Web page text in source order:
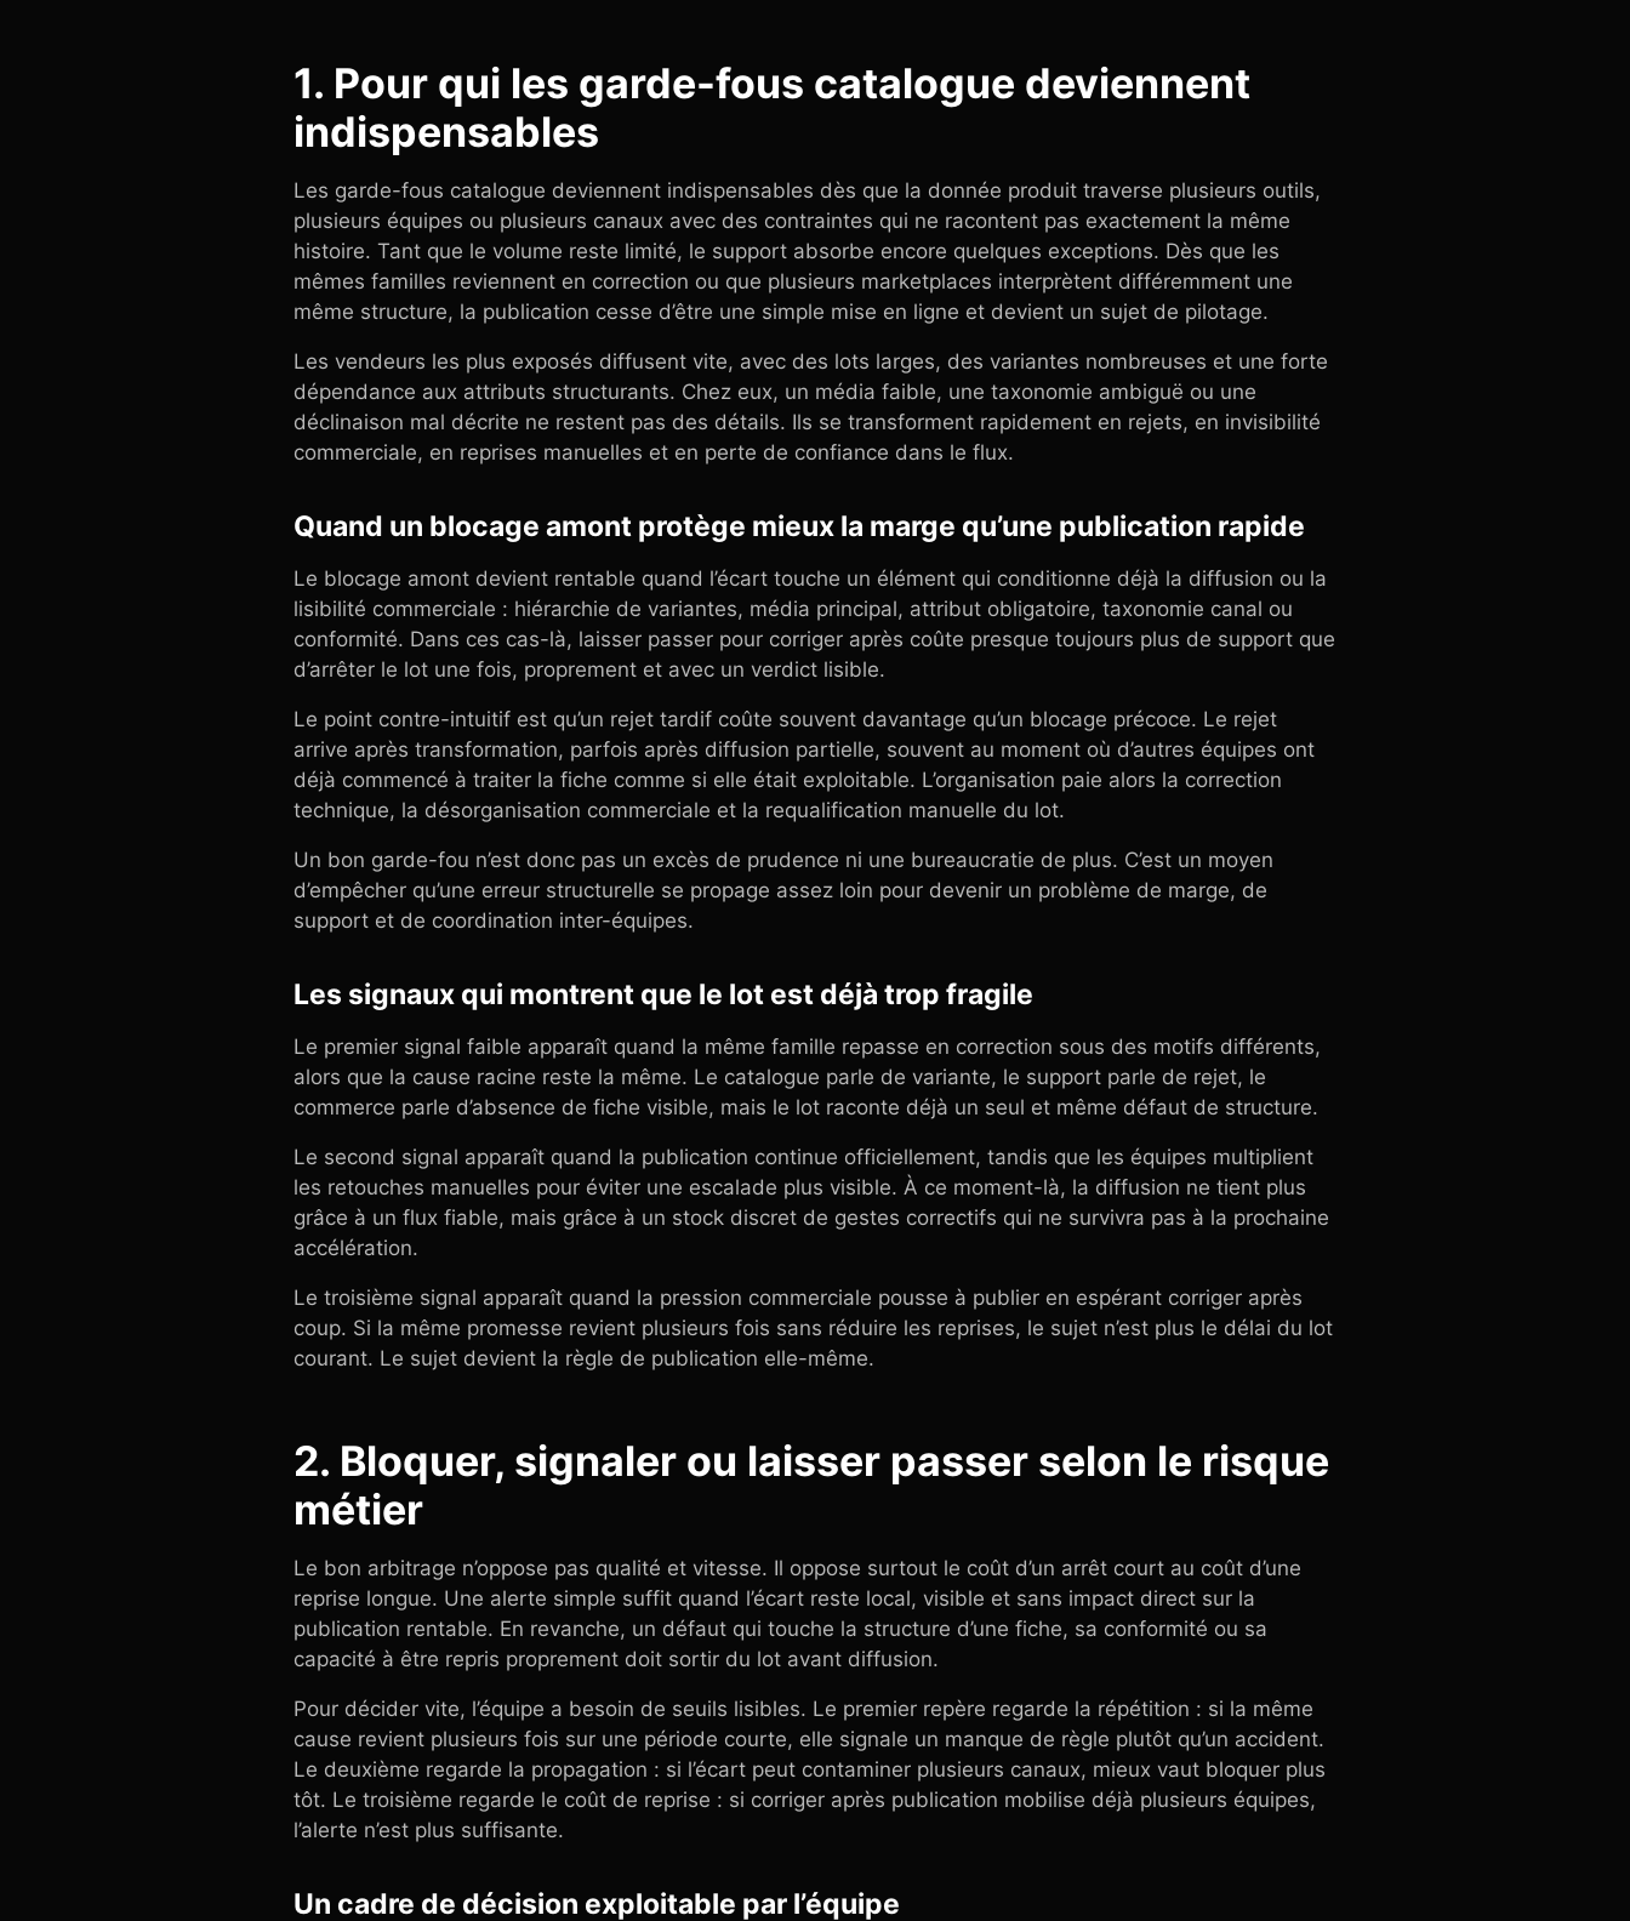
1. Pour qui les garde-fous catalogue deviennent
indispensables
Les garde-fous catalogue deviennent indispensables dès que la donnée produit traverse plusieurs outils,
plusieurs équipes ou plusieurs canaux avec des contraintes qui ne racontent pas exactement la même
histoire. Tant que le volume reste limité, le support absorbe encore quelques exceptions. Dès que les
mêmes familles reviennent en correction ou que plusieurs marketplaces interprètent différemment une
même structure, la publication cesse d’être une simple mise en ligne et devient un sujet de pilotage.
Les vendeurs les plus exposés diffusent vite, avec des lots larges, des variantes nombreuses et une forte
dépendance aux attributs structurants. Chez eux, un média faible, une taxonomie ambiguë ou une
déclinaison mal décrite ne restent pas des détails. Ils se transforment rapidement en rejets, en invisibilité
commerciale, en reprises manuelles et en perte de confiance dans le flux.
Quand un blocage amont protège mieux la marge qu’une publication rapide
Le blocage amont devient rentable quand l’écart touche un élément qui conditionne déjà la diffusion ou la
lisibilité commerciale : hiérarchie de variantes, média principal, attribut obligatoire, taxonomie canal ou
conformité. Dans ces cas-là, laisser passer pour corriger après coûte presque toujours plus de support que
d’arrêter le lot une fois, proprement et avec un verdict lisible.
Le point contre-intuitif est qu’un rejet tardif coûte souvent davantage qu’un blocage précoce. Le rejet
arrive après transformation, parfois après diffusion partielle, souvent au moment où d’autres équipes ont
déjà commencé à traiter la fiche comme si elle était exploitable. L’organisation paie alors la correction
technique, la désorganisation commerciale et la requalification manuelle du lot.
Un bon garde-fou n’est donc pas un excès de prudence ni une bureaucratie de plus. C’est un moyen
d’empêcher qu’une erreur structurelle se propage assez loin pour devenir un problème de marge, de
support et de coordination inter-équipes.
Les signaux qui montrent que le lot est déjà trop fragile
Le premier signal faible apparaît quand la même famille repasse en correction sous des motifs différents,
alors que la cause racine reste la même. Le catalogue parle de variante, le support parle de rejet, le
commerce parle d’absence de fiche visible, mais le lot raconte déjà un seul et même défaut de structure.
Le second signal apparaît quand la publication continue officiellement, tandis que les équipes multiplient
les retouches manuelles pour éviter une escalade plus visible. À ce moment-là, la diffusion ne tient plus
grâce à un flux fiable, mais grâce à un stock discret de gestes correctifs qui ne survivra pas à la prochaine
accélération.
Le troisième signal apparaît quand la pression commerciale pousse à publier en espérant corriger après
coup. Si la même promesse revient plusieurs fois sans réduire les reprises, le sujet n’est plus le délai du lot
courant. Le sujet devient la règle de publication elle-même.
2. Bloquer, signaler ou laisser passer selon le risque
métier
Le bon arbitrage n’oppose pas qualité et vitesse. Il oppose surtout le coût d’un arrêt court au coût d’une
reprise longue. Une alerte simple suffit quand l’écart reste local, visible et sans impact direct sur la
publication rentable. En revanche, un défaut qui touche la structure d’une fiche, sa conformité ou sa
capacité à être repris proprement doit sortir du lot avant diffusion.
Pour décider vite, l’équipe a besoin de seuils lisibles. Le premier repère regarde la répétition : si la même
cause revient plusieurs fois sur une période courte, elle signale un manque de règle plutôt qu’un accident.
Le deuxième regarde la propagation : si l’écart peut contaminer plusieurs canaux, mieux vaut bloquer plus
tôt. Le troisième regarde le coût de reprise : si corriger après publication mobilise déjà plusieurs équipes,
l’alerte n’est plus suffisante.
Un cadre de décision exploitable par l’équipe